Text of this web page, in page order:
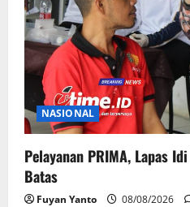
NASIONAL
Pelayanan PRIMA, Lapas
Batas
Fuyan Yanto 08/08/2026